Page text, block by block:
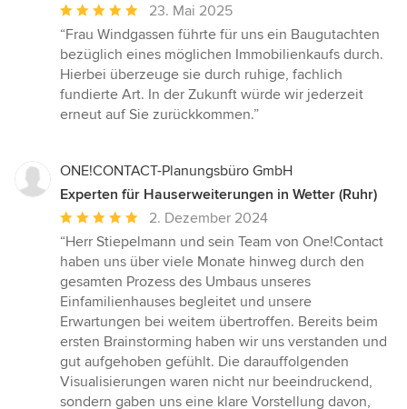
Durchschnittliche
Bewertung:
5
von
5
Sternen
23. Mai 2025
“Frau Windgassen führte für uns ein Baugutachten
bezüglich eines möglichen Immobilienkaufs durch.
Hierbei überzeuge sie durch ruhige, fachlich
fundierte Art. In der Zukunft würde wir jederzeit
erneut auf Sie zurückkommen.”
ONE!CONTACT-Planungsbüro GmbH
Experten für Hauserweiterungen in Wetter (Ruhr)
Durchschnittliche
Bewertung:
5
von
5
Sternen
2. Dezember 2024
“Herr Stiepelmann und sein Team von One!Contact
haben uns über viele Monate hinweg durch den
gesamten Prozess des Umbaus unseres
Einfamilienhauses begleitet und unsere
Erwartungen bei weitem übertroffen. Bereits beim
ersten Brainstorming haben wir uns verstanden und
gut aufgehoben gefühlt. Die darauffolgenden
Visualisierungen waren nicht nur beeindruckend,
sondern gaben uns eine klare Vorstellung davon,